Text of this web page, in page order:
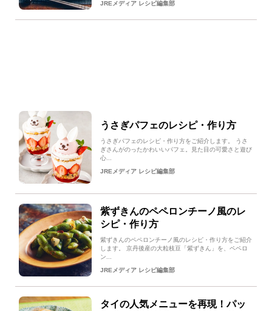
JREメディア レシピ編集部
うさぎパフェのレシピ・作り方
うさぎパフェのレシピ・作り方をご紹介します。 うさ
ぎさんがのったかわいいパフェ。見た目の可愛さと遊び
心...
JREメディア レシピ編集部
紫ずきんのペペロンチーノ風のレ
シピ・作り方
紫ずきんのペペロンチーノ風のレシピ・作り方をご紹介
します。 京丹後産の大粒枝豆「紫ずきん」を、ペペロ
ン...
JREメディア レシピ編集部
タイの人気メニューを再現！パッ